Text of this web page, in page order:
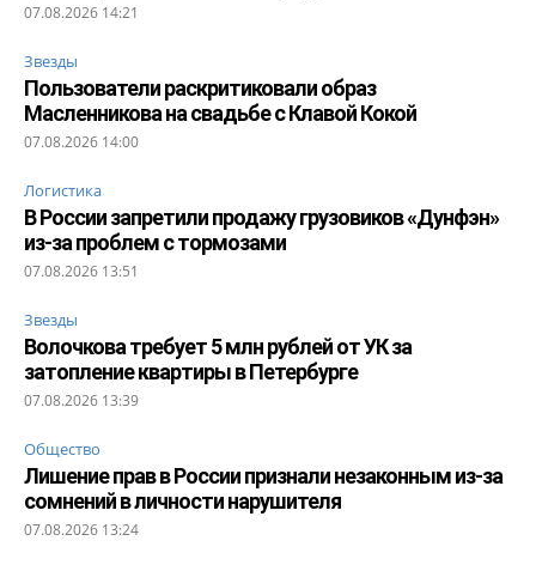
07.08.2026 14:21
Звезды
Пользователи раскритиковали образ
Масленникова на свадьбе с Клавой Кокой
07.08.2026 14:00
Логистика
В России запретили продажу грузовиков «Дунфэн»
из-за проблем с тормозами
07.08.2026 13:51
Звезды
Волочкова требует 5 млн рублей от УК за
затопление квартиры в Петербурге
07.08.2026 13:39
Общество
Лишение прав в России признали незаконным из-за
сомнений в личности нарушителя
07.08.2026 13:24